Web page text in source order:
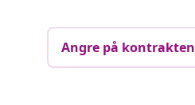
Angre på kontrakten